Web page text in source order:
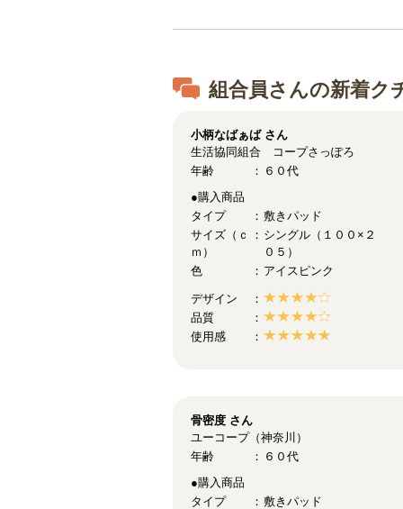
組合員さんの新着ク
小柄なばぁばさん
生活協同組合 コープさっぽろ
年齢
６０代
●購入商品
タイプ
敷きパッド
サイズ（ｃ
ｍ）
シングル（１００×２
０５）
色
アイスピンク
デザイン
品質
使用感
骨密度 さん
ユーコープ（神奈川）
年齢
６０代
●購入商品
タイプ
敷きパッド